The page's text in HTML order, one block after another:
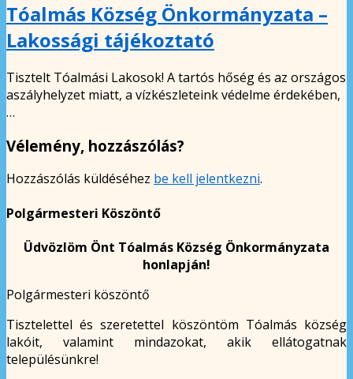
Tóalmás Község Önkormányzata –
Lakossági tájékoztató
Tisztelt Tóalmási Lakosok! A tartós hőség és az országos
aszályhelyzet miatt, a vízkészleteink védelme érdekében,
…
Vélemény, hozzászólás?
Hozzászólás küldéséhez be kell jelentkezni.
Polgármesteri Köszöntő
Üdvözlöm Önt Tóalmás Község Önkormányzata
honlapján!
Polgármesteri köszöntő
Tisztelettel és szeretettel köszöntöm Tóalmás község
lakóit, valamint mindazokat, akik ellátogatnak
településünkre!